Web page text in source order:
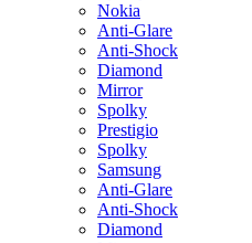
Nokia
Anti-Glare
Anti-Shock
Diamond
Mirror
Spolky
Prestigio
Spolky
Samsung
Anti-Glare
Anti-Shock
Diamond